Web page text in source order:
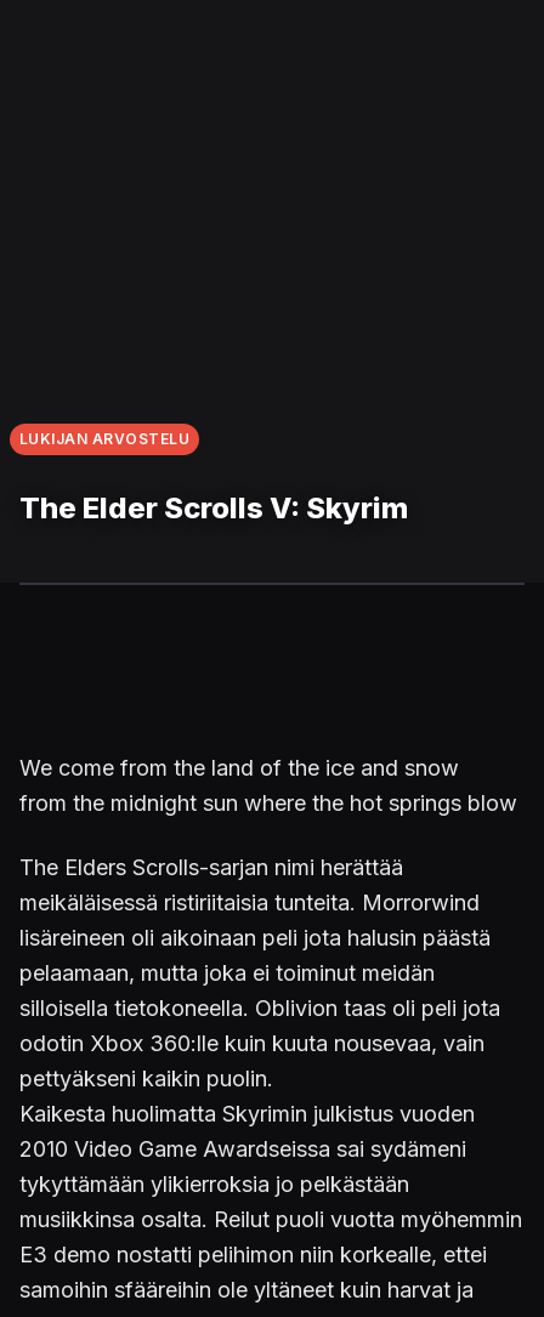
LUKIJAN ARVOSTELU
The Elder Scrolls V: Skyrim
We come from the land of the ice and snow
from the midnight sun where the hot springs blow
The Elders Scrolls-sarjan nimi herättää
meikäläisessä ristiriitaisia tunteita. Morrorwind
lisäreineen oli aikoinaan peli jota halusin päästä
pelaamaan, mutta joka ei toiminut meidän
silloisella tietokoneella. Oblivion taas oli peli jota
odotin Xbox 360:lle kuin kuuta nousevaa, vain
pettyäkseni kaikin puolin.
Kaikesta huolimatta Skyrimin julkistus vuoden
2010 Video Game Awardseissa sai sydämeni
tykyttämään ylikierroksia jo pelkästään
musiikkinsa osalta. Reilut puoli vuotta myöhemmin
E3 demo nostatti pelihimon niin korkealle, ettei
samoihin sfääreihin ole yltäneet kuin harvat ja